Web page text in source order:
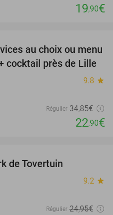
19,90€
34%
au choix ou menu
cocktail près de Lille
9.8 star
Régulier 34,85€
22,90€
de Tovertuin
9.2 star
Régulier 24,95€